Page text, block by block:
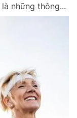
những thông...